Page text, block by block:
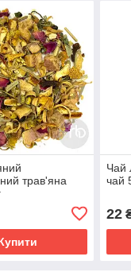
трав'яна
Чай
чай
22